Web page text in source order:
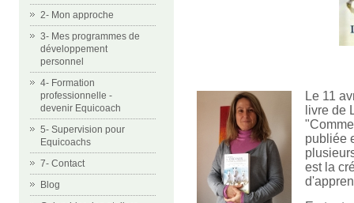
2- Mon approche
3- Mes programmes de
développement
personnel
4- Formation
professionnelle -
devenir Equicoach
5- Supervision pour
Equicoachs
7- Contact
Blog
Le 11
livre de
publiée
est la